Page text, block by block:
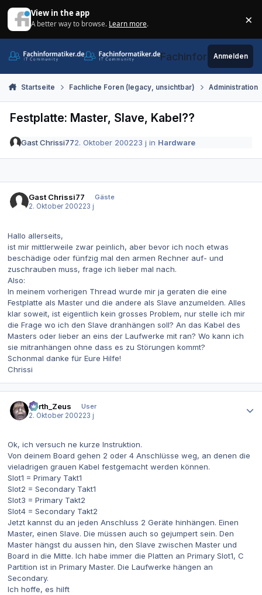
View in the app
A better way to browse. Learn more. ×
Fachinformatiker.de
Anmelden
Startseite Fachliche Foren (legacy, unsichtbar) Administration
Festplatte: Master, Slave, Kabel??
Gast Chrissi772. Oktober 200223 j in Hardware
Gast Chrissi77
Gäste
2. Oktober 200223 j
Hallo allerseits,
ist mir mittlerweile zwar peinlich, aber bevor ich noch etwas
beschädige oder fünfzig mal den armen Rechner auf- und
zuschrauben muss, frage ich lieber mal nach.
Also:
In meinem vorherigen Thread wurde mir ja geraten die eine
Festplatte als Master und die andere als Slave anzumelden. Alles
klar soweit, ist eigentlich kein grosses Problem, nur stelle ich mir
die Frage wo ich den Slave dranhängen soll? An das Kabel des
Masters oder lieber an eins der Laufwerke mit ran? Wo kann ich
sie mitranhängen ohne dass es zu Störungen kommt?
Schonmal danke für Eure Hilfe!
Chrissi
Darth_Zeus
User
2. Oktober 200223 j
Ok, ich versuch ne kurze Instruktion.
Von deinem Board gehen 2 oder 4 Anschlüsse weg, an denen die
vieladrigen grauen Kabel festgemacht werden können.
Slot1 = Primary Takt1
Slot2 = Secondary Takt1
Slot3 = Primary Takt2
Slot4 = Secondary Takt2
Jetzt kannst du an jeden Anschluss 2 Geräte hinhängen. Einen
Master, einen Slave. Die müssen auch so gejumpert sein. Den
Master hängst du aussen hin, den Slave zwischen Master und
Board in die Mitte. Ich habe immer die Platten an Primary Slot1, C
Partition ist in Primary Master. Die Laufwerke hängen an
Secondary.
Ich hoffe, es hilft